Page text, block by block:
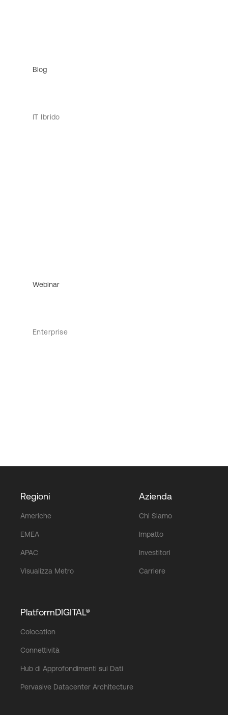
Blog
IT Ibrido
Webinar
Enterprise
Regioni
Americhe
EMEA
APAC
Visualizza Metro
Azienda
Chi Siamo
Impatto
Investitori
Carriere
PlatformDIGITAL®
Colocation
Connettività
Hub di Approfondimenti sui Dati
Pervasive Datacenter Architecture